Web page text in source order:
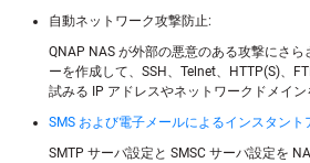
自動ネットワーク攻撃防止:
QNAP NAS が外部の悪意のある攻撃にさ
ーを作成して、SSH、Telnet、HTTP(S)、
試みる IP アドレスやネットワークドメイ
SMS および電子メールによるインスタント
SMTP サーバ設定と SMSC サーバ設定を